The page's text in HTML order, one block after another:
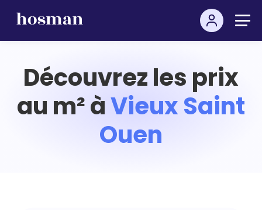
Découvrez les prix
au m² àVieux Saint
Ouen